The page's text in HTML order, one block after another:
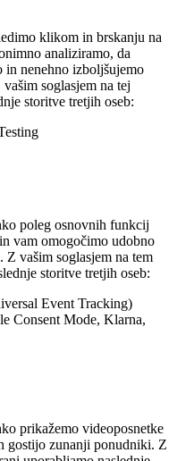
klikom in brskanju na
analiziramo, da
in nenehno izboljšujemo
soglasjem na tej
storitve tretjih oseb:
poleg osnovnih funkcij
vam omogočimo udobno
Z vašim soglasjem na tem
storitve tretjih oseb:
Event Tracking)
Consent Mode, Klarna,
prikažemo videoposnetke
gostijo zunanji ponudniki. Z